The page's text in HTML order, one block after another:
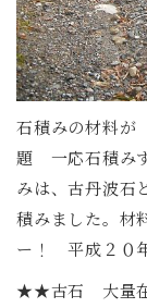
石積みの材料
題 一応石積み
みは、古丹波石
積みました。
ー！ 平成２０
★★古石 大量